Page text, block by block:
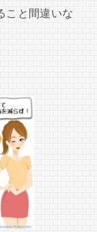
こと間違いな